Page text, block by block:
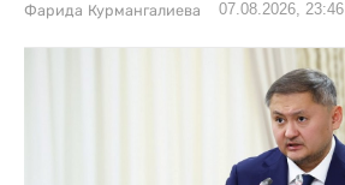
Фарида Курмангалиева 07.08.2026, 23:46